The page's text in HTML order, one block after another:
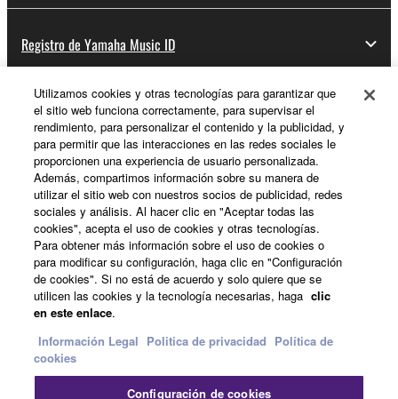
Registro de Yamaha Music ID
Acerca de Yamaha
España - Spanish
Empresa
Contacte con nosotrosTerminos de uso
Utilizamos cookies y otras tecnologías para garantizar que
el sitio web funciona correctamente, para supervisar el
rendimiento, para personalizar el contenido y la publicidad, y
para permitir que las interacciones en las redes sociales le
proporcionen una experiencia de usuario personalizada.
Además, compartimos información sobre su manera de
utilizar el sitio web con nuestros socios de publicidad, redes
sociales y análisis. Al hacer clic en "Aceptar todas las
cookies", acepta el uso de cookies y otras tecnologías.
Para obtener más información sobre el uso de cookies o
para modificar su configuración, haga clic en "Configuración
de cookies". Si no está de acuerdo y solo quiere que se
utilicen las cookies y la tecnología necesarias, haga clic
en este enlace.
Información Legal Politica de privacidad Política de
cookies
Configuración de cookies